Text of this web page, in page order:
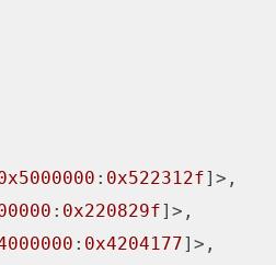
: 0x522312f]>,
: 0x220829f]>,
: 0x4204177]>,